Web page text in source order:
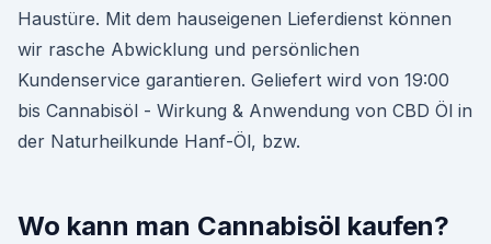
Haustüre. Mit dem hauseigenen Lieferdienst können
wir rasche Abwicklung und persönlichen
Kundenservice garantieren. Geliefert wird von 19:00
bis Cannabisöl - Wirkung & Anwendung von CBD Öl in
der Naturheilkunde Hanf-Öl, bzw.
Wo kann man Cannabisöl kaufen?